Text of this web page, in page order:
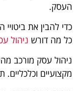
העסק.
כדי להבין את
כל מה דורש ניהול
ניהול עסק מורכב
מקצועיים וכלכליים.